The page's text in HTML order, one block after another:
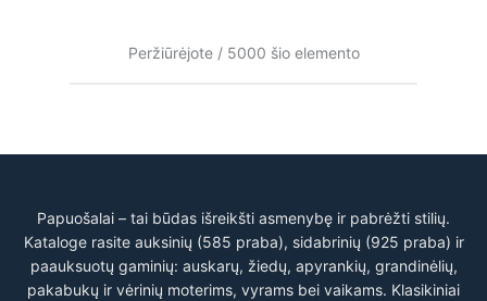
Papuošalai – tai būdas išreikšti asmenybę ir pabrėžti stilių.
Kataloge rasite auksinių (585 praba), sidabrinių (925 praba) ir
paauksuotų gaminių: auskarų, žiedų, apyrankių, grandinėlių,
pakabukų ir vėrinių moterims, vyrams bei vaikams. Klasikiniai
Peržiūrėjote / 5000 šio elemento